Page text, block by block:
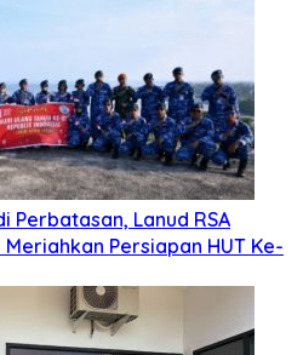
Perbatasan, Lanud RSA
Persiapan HUT Ke-